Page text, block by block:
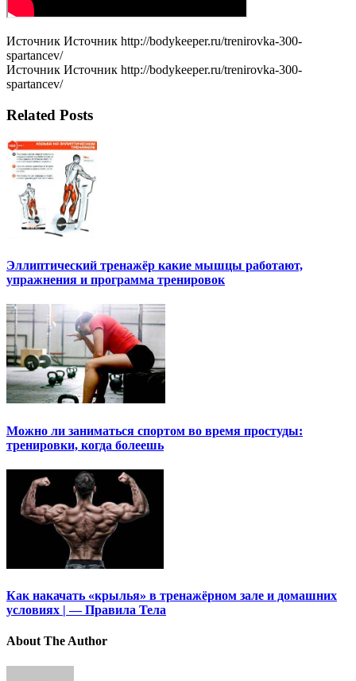
Источник Источник http://bodykeeper.ru/trenirovka-300-
spartancev/
Источник Источник http://bodykeeper.ru/trenirovka-300-
spartancev/
Related Posts
Эллиптический тренажёр какие мышцы работают,
упражнения и программа тренировок
Можно ли заниматься спортом во время простуды:
тренировки, когда болеешь
Как накачать «крылья» в тренажёрном зале и домашних
условиях | — Правила Тела
About The Author